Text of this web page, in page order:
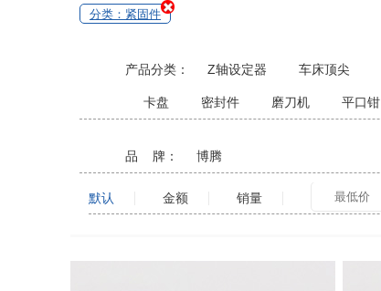
分类：紧固件
产品分类： Z轴设定器 车床顶尖
卡盘 密封件 磨刀机 平口钳
品 牌： 博腾
默认 金额 销量